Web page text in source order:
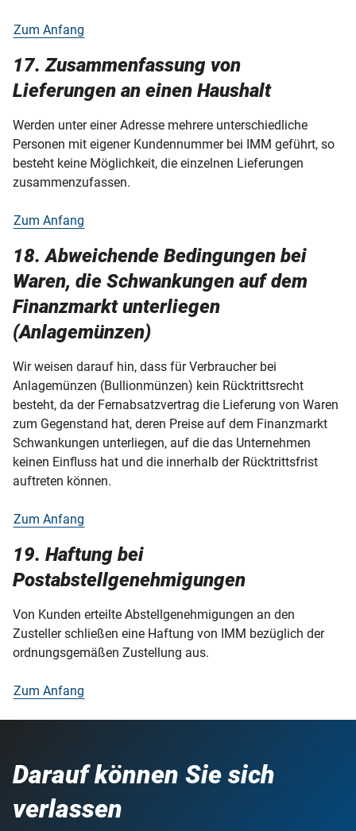
Zum Anfang
17. Zusammenfassung von
Lieferungen an einen Haushalt
Werden unter einer Adresse mehrere unterschiedliche
Personen mit eigener Kundennummer bei IMM geführt, so
besteht keine Möglichkeit, die einzelnen Lieferungen
zusammenzufassen.
Zum Anfang
18. Abweichende Bedingungen bei
Waren, die Schwankungen auf dem
Finanzmarkt unterliegen
(Anlagemünzen)
Wir weisen darauf hin, dass für Verbraucher bei
Anlagemünzen (Bullionmünzen) kein Rücktrittsrecht
besteht, da der Fernabsatzvertrag die Lieferung von Waren
zum Gegenstand hat, deren Preise auf dem Finanzmarkt
Schwankungen unterliegen, auf die das Unternehmen
keinen Einfluss hat und die innerhalb der Rücktrittsfrist
auftreten können.
Zum Anfang
19. Haftung bei
Postabstellgenehmigungen
Von Kunden erteilte Abstellgenehmigungen an den
Zusteller schließen eine Haftung von IMM bezüglich der
ordnungsgemäßen Zustellung aus.
Zum Anfang
Darauf können Sie sich
verlassen